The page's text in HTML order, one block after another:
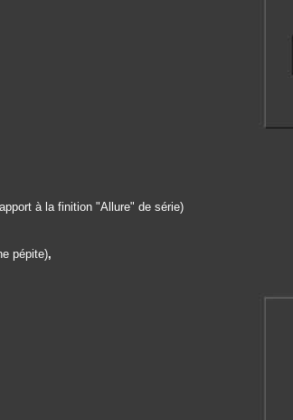
à la finition "Allure" de série)
pépite),